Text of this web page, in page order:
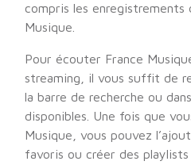
compris les enregistrements
Musique.
Pour écouter France
streaming, il vous suffit de
la barre de recherche ou
disponibles. Une fois que
Musique, vous pouvez
favoris ou créer des playlists